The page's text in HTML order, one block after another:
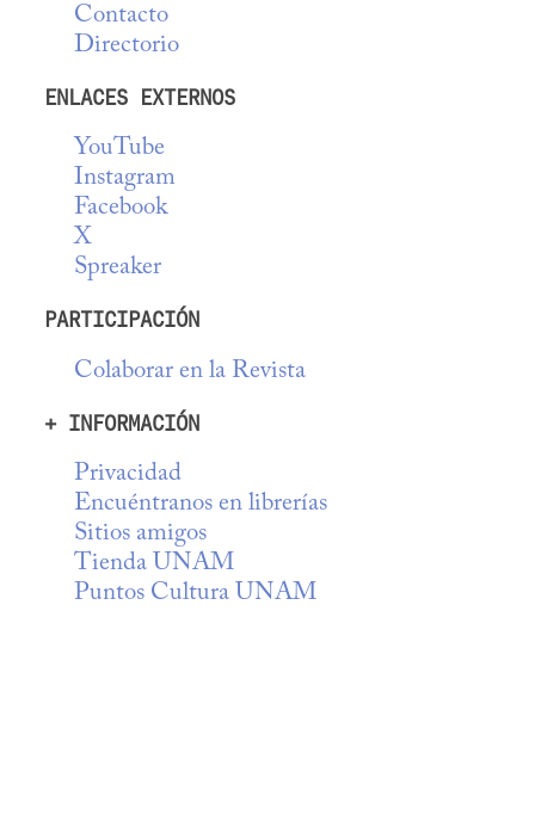
Contacto
Directorio
ENLACES EXTERNOS
YouTube
Instagram
Facebook
X
Spreaker
PARTICIPACIÓN
Colaborar en la Revista
+ INFORMACIÓN
Privacidad
Encuéntranos en librerías
Sitios amigos
Tienda UNAM
Puntos Cultura UNAM